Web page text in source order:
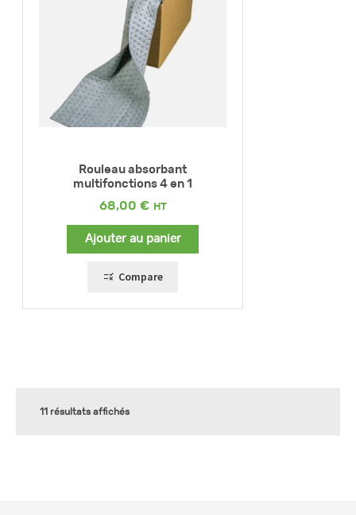
Rouleau absorbant
multifonctions 4 en 1
68,00 €
Ajouter au panier
Compare
11 résultats affichés